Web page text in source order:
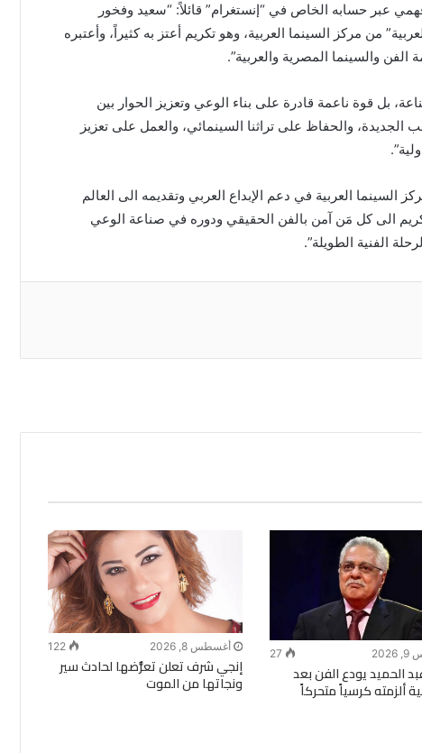
عبر حسابه الخاص في “إنستغرام” قائلاً: “سعيد وفخور
من مركز السينما العربية، وهو تكريم أعتز به كثيراً، وأعتبره
والسينما المصرية والعربية”.
بل قوة ناعمة قادرة على بناء الوعي وتعزيز الحوار بين
والحفاظ على تراثنا السينمائي، والعمل على تعزيز
العربية في دعم الإبداع العربي وتقديمه الى العالم
الى كل مَن آمن بالفن الحقيقي ودوره في صناعة الوعي
الفنية الطويلة”.
27
الحميد يودع الفن بعد
ألزمته كرسياً متحركاً
أغسطس 8, 2026 122
إنجي شرف تعلن تعرُّضها لحادث سير
ونجاتها من الموت